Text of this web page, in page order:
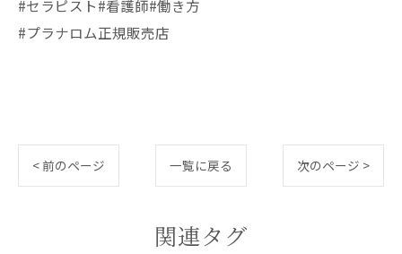
#セラピスト#看護師#働き方
#プラナロム正規販売店
< 前のページ 一覧に戻る 次のページ >
関連タグ